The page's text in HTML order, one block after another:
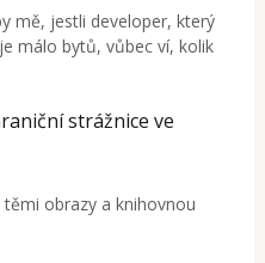
mě, jestli developer, který
málo bytů, vůbec ví, kolik
strážnice ve
obrazy a knihovnou